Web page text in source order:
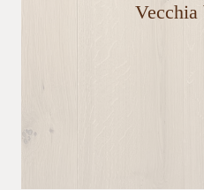
Vecchia